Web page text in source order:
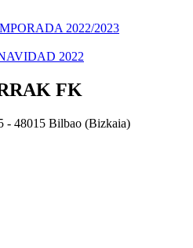
2022/2023
2022
FK
- 48015 Bilbao (Bizkaia)